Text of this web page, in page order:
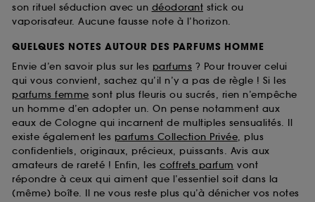
son rituel séduction avec un déodorant stick ou
vaporisateur. Aucune fausse note à l’horizon.
QUELQUES NOTES AUTOUR DES PARFUMS HOMME
Envie d’en savoir plus sur les parfums ? Pour trouver celui
qui vous convient, sachez qu’il n’y a pas de règle ! Si les
parfums femme sont plus fleuris ou sucrés, rien n’empêche
un homme d’en adopter un. On pense notamment aux
eaux de Cologne qui incarnent de multiples sensualités. Il
existe également les parfums Collection Privée, plus
confidentiels, originaux, précieux, puissants. Avis aux
amateurs de rareté ! Enfin, les coffrets parfum vont
répondre à ceux qui aiment que l’essentiel soit dans la
(même) boîte. Il ne vous reste plus qu’à dénicher vos notes